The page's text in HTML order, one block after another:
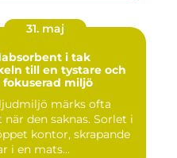
31. maj
i tak
till en tystare och
fokuserad miljö
märks ofta
när den saknas. Sorlet i
kontor, skrapande
i en mats...